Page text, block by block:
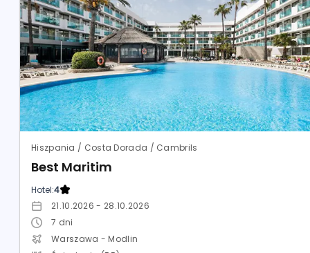
Hiszpania / Costa Dorada / Cambrils
Best Maritim
Hotel:4
21.10.2026 - 28.10.2026
7 dni
Warszawa - Modlin